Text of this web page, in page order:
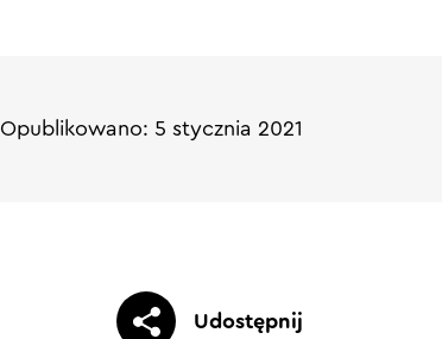
Opublikowano: 5 stycznia 2021
Udostępnij